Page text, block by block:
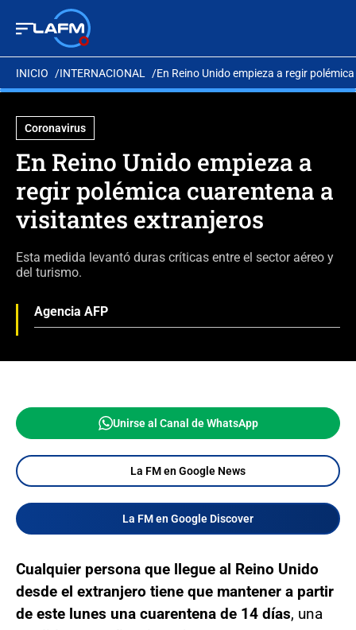
INICIO INTERNACIONAL En Reino Unido empieza a regir
Coronavirus
En Reino Unido empieza a
regir polémica cuarentena a
visitantes extranjeros
Esta medida levantó duras críticas entre el sector aéreo y
del turismo.
Agencia AFP
Unirse al Canal de WhatsApp
La FM en Google News
La FM en Google Discover
Cualquier persona que llegue al Reino Unido
desde el extranjero tiene que mantener a partir
de este lunes una cuarentena de 14 días, una